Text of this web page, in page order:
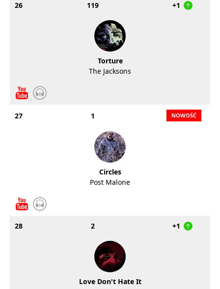
26 119 +1
Torture
The Jacksons
27 1
Circles
Post Malone
28 2 +1
Love Don't Hate It